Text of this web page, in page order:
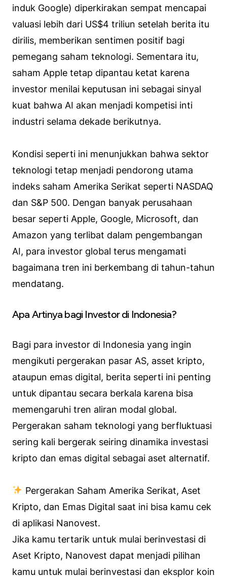
induk Google) diperkirakan sempat mencapai
valuasi lebih dari US$4 triliun setelah berita itu
dirilis, memberikan sentimen positif bagi
pemegang saham teknologi. Sementara itu,
saham Apple tetap dipantau ketat karena
investor menilai keputusan ini sebagai sinyal
kuat bahwa AI akan menjadi kompetisi inti
industri selama dekade berikutnya.
Kondisi seperti ini menunjukkan bahwa sektor
teknologi tetap menjadi pendorong utama
indeks saham Amerika Serikat seperti NASDAQ
dan S&P 500. Dengan banyak perusahaan
besar seperti Apple, Google, Microsoft, dan
Amazon yang terlibat dalam pengembangan
AI, para investor global terus mengamati
bagaimana tren ini berkembang di tahun-tahun
mendatang.
Apa Artinya bagi Investor di Indonesia?
Bagi para investor di Indonesia yang ingin
mengikuti pergerakan pasar AS, asset kripto,
ataupun emas digital, berita seperti ini penting
untuk dipantau secara berkala karena bisa
memengaruhi tren aliran modal global.
Pergerakan saham teknologi yang berfluktuasi
sering kali bergerak seiring dinamika investasi
kripto dan emas digital sebagai aset alternatif.
Pergerakan Saham Amerika Serikat, Aset
Kripto, dan Emas Digital saat ini bisa kamu cek
di aplikasi Nanovest.
Jika kamu tertarik untuk mulai berinvestasi di
Aset Kripto, Nanovest dapat menjadi pilihan
kamu untuk mulai berinvestasi dan eksplor koin